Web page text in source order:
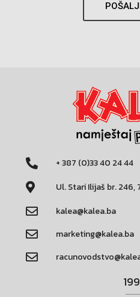
+ 387 (0)33 40 24 44
Ul. Stari Ilijaš br. 246,
kalea@kalea.ba
marketing@kalea.ba